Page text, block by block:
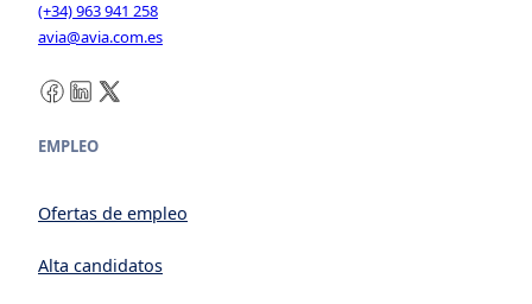
(+34) 963 941 258
avia@avia.com.es
Facebook LinkedIn X
EMPLEO
Ofertas de empleo
Alta candidatos